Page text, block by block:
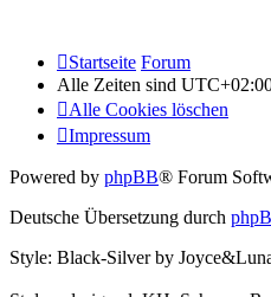
Startseite Forum
Alle Zeiten sind
Alle Cookies löschen
Impressum
Powered by phpBB® Forum
Deutsche Übersetzung durch
Style: Black-Silver by